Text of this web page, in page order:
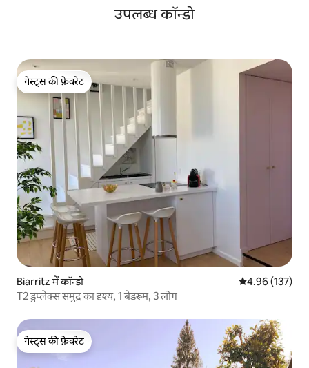
उपलब्ध कॉन्डो
गेस्ट्स की फ़ेवरेट
गेस्ट्स की फ़ेवरेट
Biarritz में कॉन्डो औसत रेटिंग 5 में से
4.96 (137)
T2 डुप्लेक्स समुद्र का दृश्य, 1 बेडरूम, 3 लोग
गेस्ट्स की फ़ेवरेट
गेस्ट्स की फ़ेवरेट